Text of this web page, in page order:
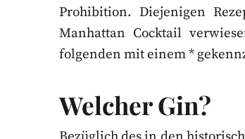
Prohibition. Diejenigen
Manhattan Cocktail
folgenden mit einem *
Welcher Gin?